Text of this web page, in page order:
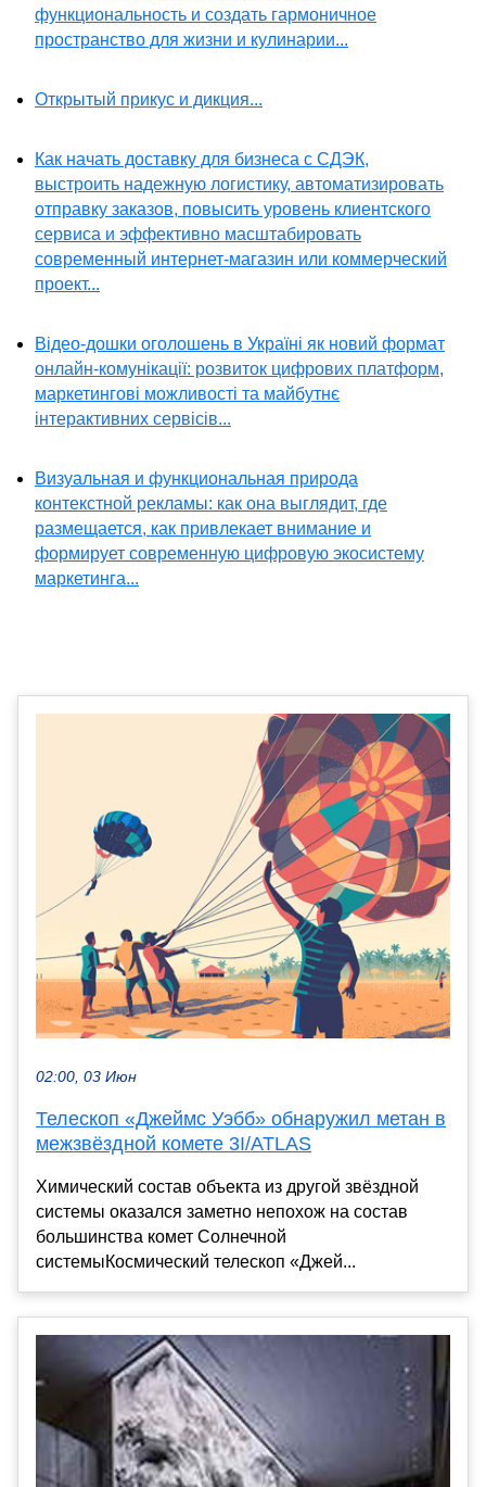
функциональность и создать гармоничное
пространство для жизни и кулинарии...
Открытый прикус и дикция...
Как начать доставку для бизнеса с СДЭК,
выстроить надежную логистику, автоматизировать
отправку заказов, повысить уровень клиентского
сервиса и эффективно масштабировать
современный интернет-магазин или коммерческий
проект...
Відео-дошки оголошень в Україні як новий формат
онлайн-комунікації: розвиток цифрових платформ,
маркетингові можливості та майбутнє
інтерактивних сервісів...
Визуальная и функциональная природа
контекстной рекламы: как она выглядит, где
размещается, как привлекает внимание и
формирует современную цифровую экосистему
маркетинга...
02:00, 03 Июн
Телескоп «Джеймс Уэбб» обнаружил метан в
межзвёздной комете 3I/ATLAS
Химический состав объекта из другой звёздной
системы оказался заметно непохож на состав
большинства комет Солнечной
системыКосмический телескоп «Джей...